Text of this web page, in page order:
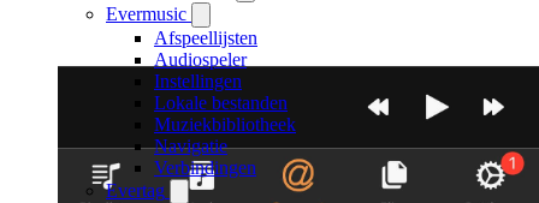
Evermusic
Afspeellijsten
Audiospeler
Instellingen
Lokale bestanden
Muziekbibliotheek
Navigatie
Verbindingen
Evertag